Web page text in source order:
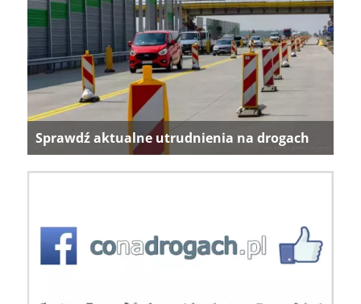
Sprawdź aktualne utrudnienia na drogach